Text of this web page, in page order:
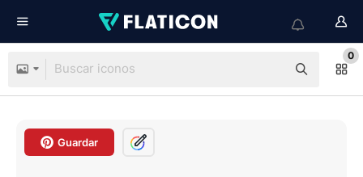
0
Guardar